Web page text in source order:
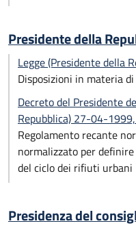
Presidente della
Legge (Presidente della
Disposizioni in materia
Decreto del Presidente
Repubblica) 27-04-
Regolamento recante
normalizzato per
del ciclo dei rifiuti urbani
Presidenza del